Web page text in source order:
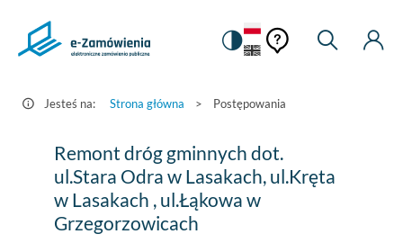
Postępowania
Zamówienia.gov.pl
Zmiana
na
kontrastową
Pomoc
kontekstowa
Pomoc
Moje
Jesteś na: Strona główna > Postępowania
Remont
dróg
gminnych
dot.
Remont dróg gminnych dot.
ul.Stara Odra w Lasakach, ul.Kręta
w Lasakach , ul.Łąkowa w
Grzegorzowicach